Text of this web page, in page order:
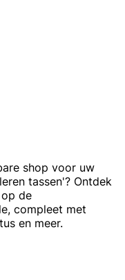
shop voor uw
tassen'? Ontdek
de
compleet met
en meer.